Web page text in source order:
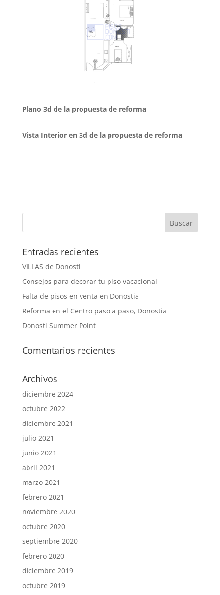
Plano 3d de la propuesta de reforma
Vista Interior en 3d de la propuesta de reforma
Entradas recientes
VILLAS de Donosti
Consejos para decorar tu piso vacacional
Falta de pisos en venta en Donostia
Reforma en el Centro paso a paso, Donostia
Donosti Summer Point
Comentarios recientes
Archivos
diciembre 2024
octubre 2022
diciembre 2021
julio 2021
junio 2021
abril 2021
marzo 2021
febrero 2021
noviembre 2020
octubre 2020
septiembre 2020
febrero 2020
diciembre 2019
octubre 2019